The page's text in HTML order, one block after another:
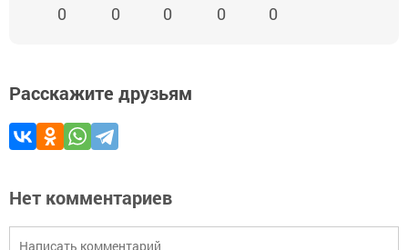
0 0 0 0 0
Расскажите друзьям
Нет комментариев